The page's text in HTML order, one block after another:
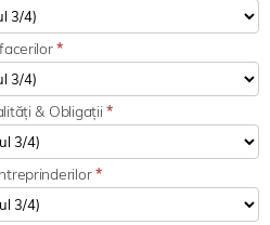
*
& Obligații*
*